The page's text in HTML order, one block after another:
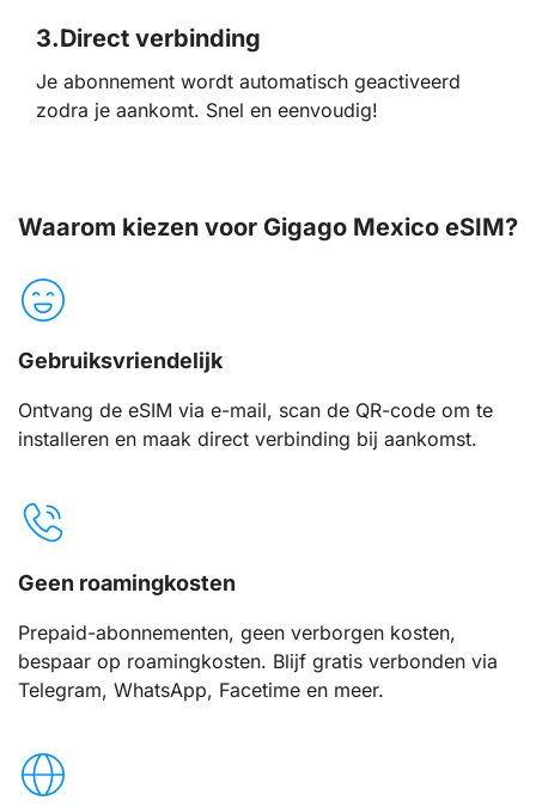
3.Direct verbinding
Je abonnement wordt automatisch geactiveerd
zodra je aankomt. Snel en eenvoudig!
Waarom kiezen voor Gigago Mexico eSIM?
Gebruiksvriendelijk
Ontvang de eSIM via e-mail, scan de QR-code om te
installeren en maak direct verbinding bij aankomst.
Geen roamingkosten
Prepaid-abonnementen, geen verborgen kosten,
bespaar op roamingkosten. Blijf gratis verbonden via
Telegram, WhatsApp, Facetime en meer.